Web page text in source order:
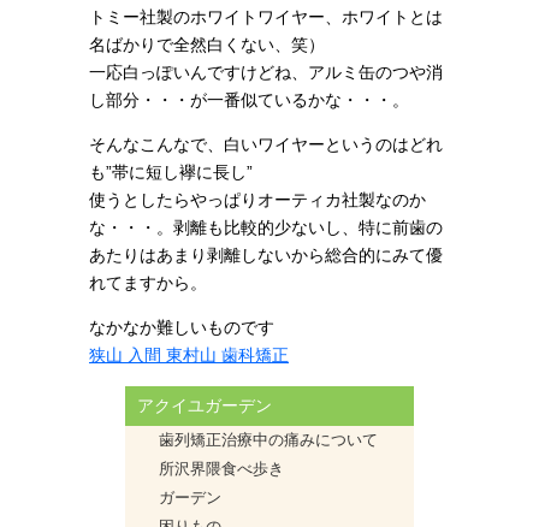
トミー社製のホワイトワイヤー、ホワイトとは
名ばかりで全然白くない、笑）
一応白っぽいんですけどね、アルミ缶のつや消
し部分・・・が一番似ているかな・・・。
そんなこんなで、白いワイヤーというのはどれ
も”帯に短し襷に長し”
使うとしたらやっぱりオーティカ社製なのか
な・・・。剥離も比較的少ないし、特に前歯の
あたりはあまり剥離しないから総合的にみて優
れてますから。
なかなか難しいものです
狭山 入間 東村山 歯科矯正
アクイユガーデン
歯列矯正治療中の痛みについて
所沢界隈食べ歩き
ガーデン